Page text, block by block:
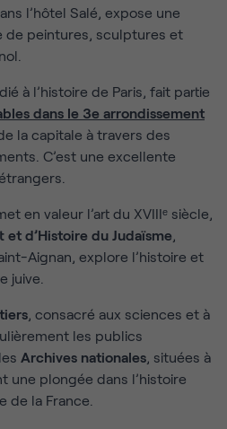
l’hôtel Salé, expose une
peintures, sculptures et
à l’histoire de Paris, fait partie
dans le 3e arrondissement
la capitale à travers des
C’est une excellente
en valeur l’art du XVIIIᵉ siècle,
et d’Histoire du Judaïsme,
Aignan, explore l’histoire et
juive.
, consacré aux sciences et à
les publics
Archives nationales, situées à
une plongée dans l’histoire
de la France.